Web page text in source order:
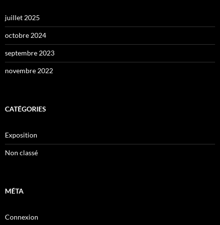
juillet 2025
octobre 2024
septembre 2023
novembre 2022
CATÉGORIES
Exposition
Non classé
MÉTA
Connexion